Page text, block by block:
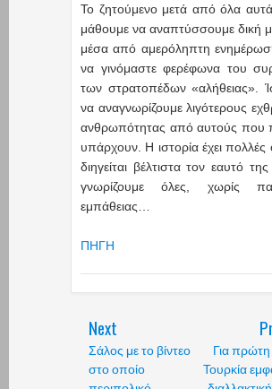
Το ζητούμενο μετά από όλα αυτά
μάθουμε να αναπτύσσουμε δική
μέσα από αμερόληπτη
να γινόμαστε φερέφωνα του
των στρατοπέδων «αλήθειας».
να αναγνωρίζουμε λιγότερους
ανθρωπότητας από αυτούς που
υπάρχουν. Η ιστορία έχει πολλές
διηγείται βέλτιστα τον εαυτό
γνωρίζουμε όλες, χωρίς
εμπάθειας…
ΠΗΓΗ
Next
Σάλος με το βίντεο
στο οποίο
Για
Τουρκία